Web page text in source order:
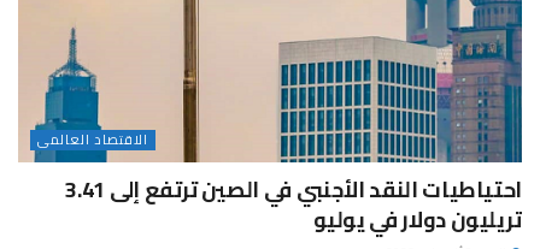
الاقتصاد العالمى
احتياطيات النقد الأجنبي في الصين ترتفع إلى 3.41
تريليون دولار في يوليو